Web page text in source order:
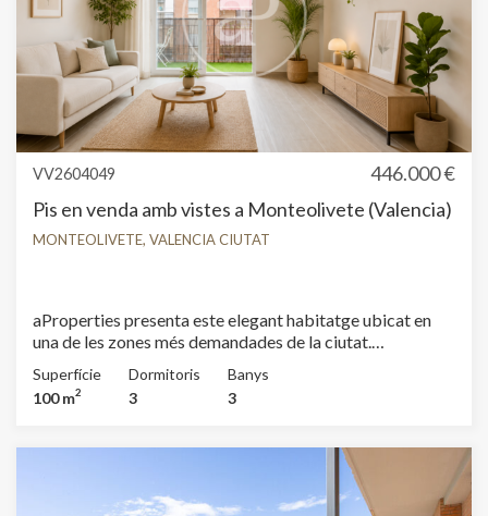
VV2604049
446.000 €
Pis en venda amb vistes a Monteolivete (Valencia)
MONTEOLIVETE, VALENCIA CIUTAT
aProperties presenta este elegant habitatge ubicat en
una de les zones més demandades de la ciutat.
seua vida de barri, amb carrers dinàmics i una àmplia
xarxa de xicotets negocis que aporten comoditat i
equipaments públics i serveis socials que cobreixen totes
les necessitats. Un dels seus grans atractius és la seua
excel·lent ubicació, a pocs minuts de punts clau de la
Superfície
100 m2
Dormitoris
3
Banys
3